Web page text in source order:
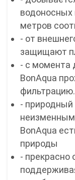
водоносных
метров
- от
защищают
- с момента
BonAqua
фильтрацию.
- природный
BonAqua
природы
- прекрасно